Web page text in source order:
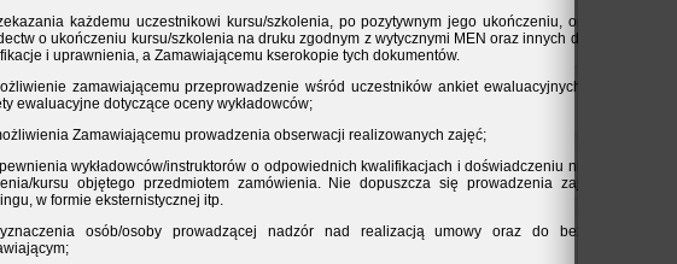
każdemu uczestnikowi kursu/szkolenia, po pozytywnym jego ukończeniu, oryginałów
o ukończeniu kursu/szkolenia na druku zgodnym z wytycznymi MEN oraz innych dokumentów
i uprawnienia, a Zamawiającemu kserokopie tych dokumentów.
zamawiającemu przeprowadzenie wśród uczestników ankiet ewaluacyjnych.
ewaluacyjne dotyczące oceny wykładowców;
Zamawiającemu prowadzenia obserwacji realizowanych zajęć;
wykładowców/instruktorów o odpowiednich kwalifikacjach i doświadczeniu niezbędnych do
kursu objętego przedmiotem zamówienia. Nie dopuszcza się prowadzenia zajęć drogą
w formie eksternistycznej itp.
osób/osoby prowadzącej nadzór nad realizacją umowy oraz do bezpośredniego